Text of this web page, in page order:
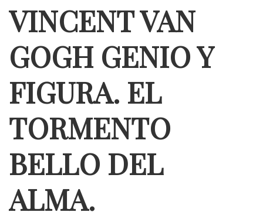
VINCENT VAN
GOGH GENIO Y
FIGURA. EL
TORMENTO
BELLO DEL
ALMA.